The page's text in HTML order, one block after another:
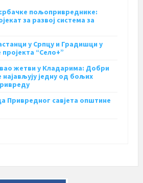
пољопривреднике:
за развој система за
у Српцу и Градишци у
“Село+”
жетви у Кладарима: Добри
једну од бољих
Привредног савјета општине